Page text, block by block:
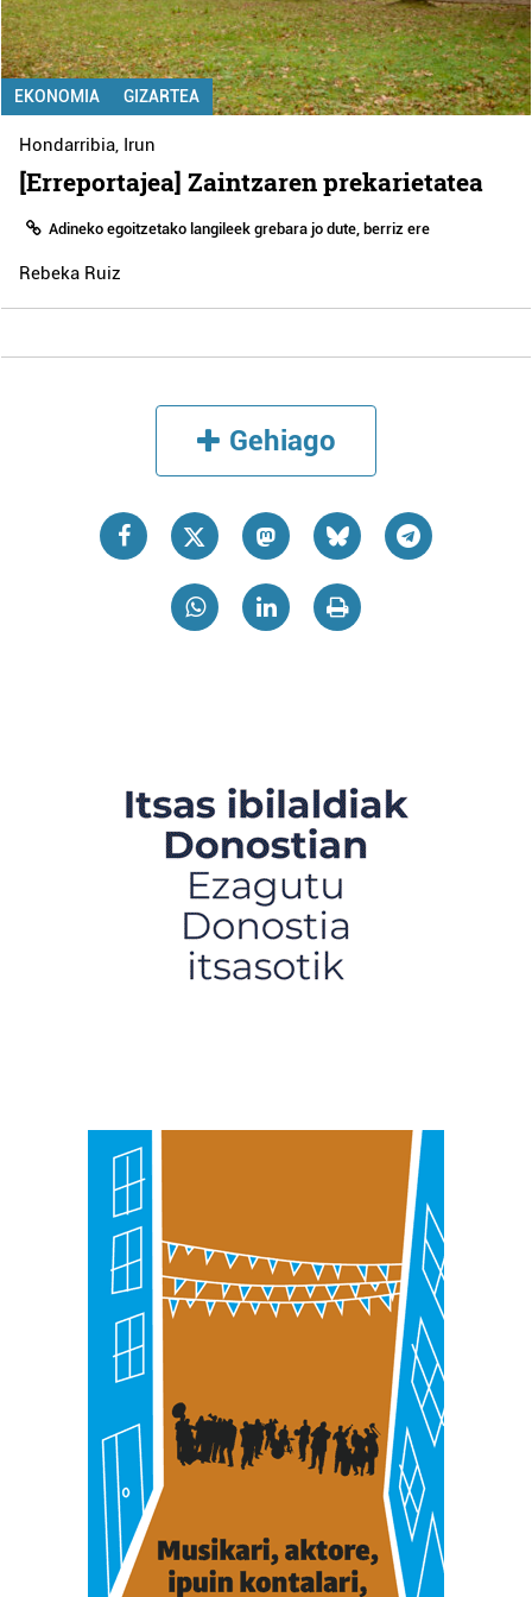
EKONOMIA GIZARTEA
Hondarribia, Irun
[Erreportajea] Zaintzaren prekarietatea
Adineko egoitzetako langileek grebara jo dute, berriz ere
Rebeka Ruiz
Gehiago